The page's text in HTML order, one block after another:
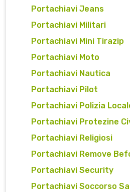
Portachiavi Jeans
Portachiavi Militari
Portachiavi Mini Tirazip
Portachiavi Moto
Portachiavi Nautica
Portachiavi Pilot
Portachiavi Polizia
Portachiavi Protezine
Portachiavi Religiosi
Portachiavi Remove
Portachiavi Security
Portachiavi Soccorso